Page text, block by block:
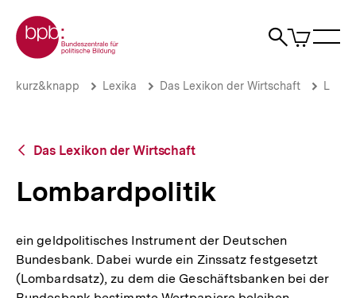
zum
Seiteninhalt
springen
Zur Startseite der bpb
Suche
Artikel
im
Lombardpolitik
Brotkrümelnavigation
Pfadnavigation
kurz&knapp Lexika Das Lexikon der Wirtschaft L
Zurück
Übersicht
Das Lexikon der Wirtschaft
Lombardpolitik
ein geldpolitisches Instrument der Deutschen
Bundesbank. Dabei wurde ein Zinssatz festgesetzt
(Lombardsatz), zu dem die Geschäftsbanken bei der